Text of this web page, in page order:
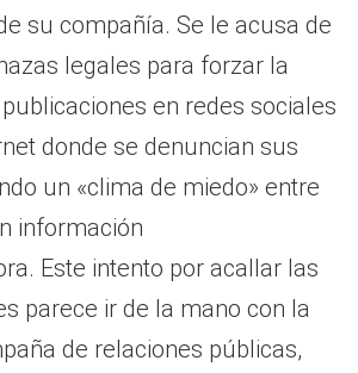
su compañía. Se le acusa de
legales para forzar la
en redes sociales
donde se denuncian sus
un «clima de miedo» entre
información
Este intento por acallar las
parece ir de la mano con la
de relaciones públicas,